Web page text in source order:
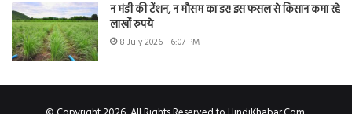
न मंडी की टेंशन, न मौसम का डर! इस फसल से किसान कमा रहे
लाखों रुपये
8 July 2026 - 6:07 PM